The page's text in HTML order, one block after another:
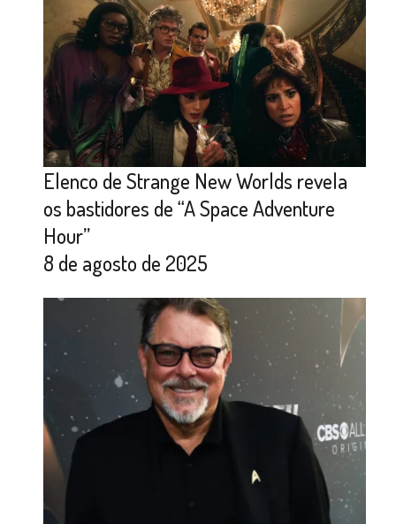
Elenco de Strange New Worlds revela
os bastidores de “A Space Adventure
Hour”
8 de agosto de 2025